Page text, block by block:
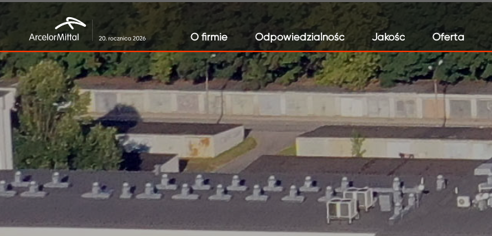
O firmie Odpowiedzialność Jakość Oferta